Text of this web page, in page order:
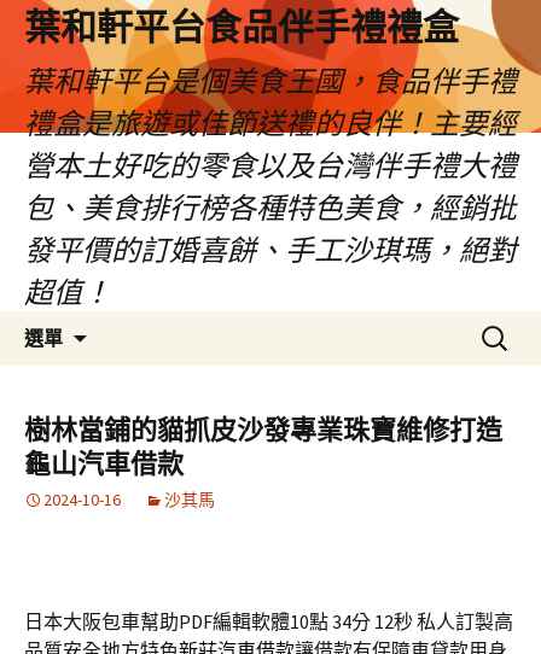
葉和軒平台食品伴手禮禮盒
葉和軒平台是個美食王國，食品伴手禮
禮盒是旅遊或佳節送禮的良伴！主要經
營本土好吃的零食以及台灣伴手禮大禮
包、美食排行榜各種特色美食，經銷批
發平價的訂婚喜餅、手工沙琪瑪，絕對
超值！
選單
容
搜
尋
鍵
字:
樹林當鋪的貓抓皮沙發專業珠寶維修打造
龜山汽車借款
2024-10-16 沙其馬
日本大阪包車幫助PDF編輯軟體10點 34分 12秒私人訂製高